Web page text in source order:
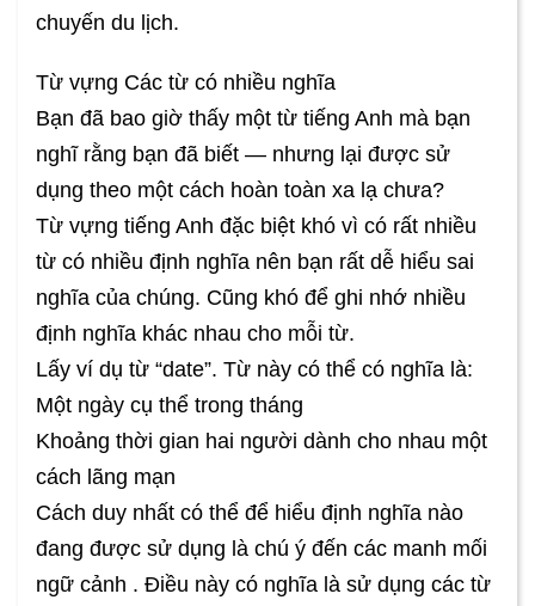
chuyến du lịch.
Từ vựng Các từ có nhiều nghĩa
Bạn đã bao giờ thấy một từ tiếng Anh mà bạn
nghĩ rằng bạn đã biết — nhưng lại được sử
dụng theo một cách hoàn toàn xa lạ chưa?
Từ vựng tiếng Anh đặc biệt khó vì có rất nhiều
từ có nhiều định nghĩa nên bạn rất dễ hiểu sai
nghĩa của chúng. Cũng khó để ghi nhớ nhiều
định nghĩa khác nhau cho mỗi từ.
Lấy ví dụ từ “date”. Từ này có thể có nghĩa là:
Một ngày cụ thể trong tháng
Khoảng thời gian hai người dành cho nhau một
cách lãng mạn
Cách duy nhất có thể để hiểu định nghĩa nào
đang được sử dụng là chú ý đến các manh mối
ngữ cảnh . Điều này có nghĩa là sử dụng các từ